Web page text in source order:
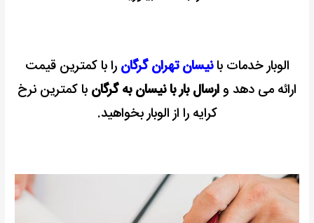
الوبار خدمات بانیسان تهران گرگان را با کمترین قیمت
ارائه می دهد وارسال بار با نیسان به گرگان با کمترین نرخ
کرایه را از الوبار بخواهید.